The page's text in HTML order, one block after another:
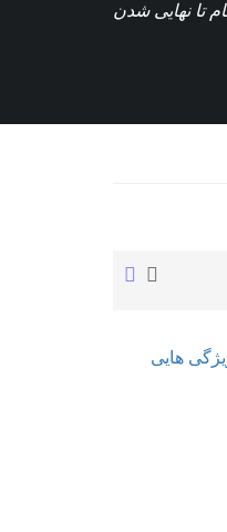
تا نهایی شدن